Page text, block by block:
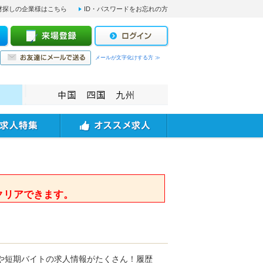
探しの企業様はこちら ID・パスワードをお忘れの方
メールが文字化けする方 ≫
アできます。
期バイトの求人情報がたくさん！履歴